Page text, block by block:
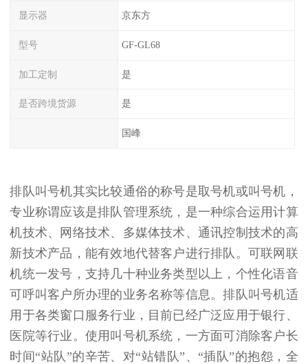
显示器 京东方
型号 GF-GL68
加工定制 是
是否跨境货源 是
国峰
排队叫号机其实比较通俗的称号是取号机或叫号机，
专业称谓应该是排队管理系统，是一种综合运用计算
机技术、网络技术、多媒体技术、通讯控制技术的高
新技术产品，能有效地代替客户进行排队。可联网联
机统一发号，支持几十种业务类型以上，个性化语音
可呼叫客户所办理的业务名称等信息。排队叫号机适
用于各类窗口服务行业，目前已经广泛应用于银行、
医院等行业。使用叫号机系统，一方面可消除客户长
时间“站队”的辛苦、对“站错队”、“插队”的抱怨，全